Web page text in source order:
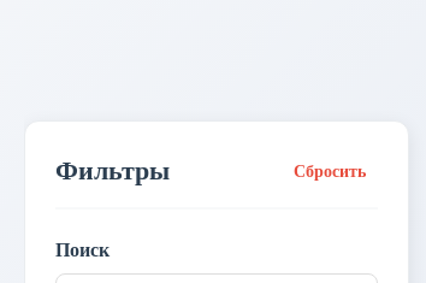
Фильтры Сбросить
Поиск